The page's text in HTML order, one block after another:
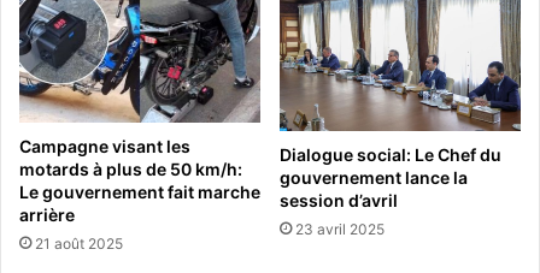
Campagne visant les
motards à plus de 50 km/h:
Le gouvernement fait marche
arrière
21 août 2025
Dialogue social: Le Chef du
gouvernement lance la
session d’avril
23 avril 2025